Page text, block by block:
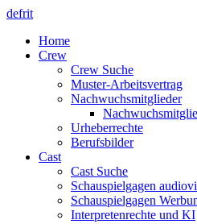
defrit
Home
Crew
Crew Suche
Muster-Arbeitsvertrag
Nachwuchsmitglieder
Urheberrechte
Berufsbilder
Cast
Cast Suche
Schauspielgagen
Schauspielgagen
Interpretenrechte und KI